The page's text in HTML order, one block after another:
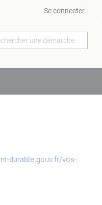
Se connecter
durable.gouv.fr/vos-